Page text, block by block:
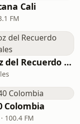
Cali
FM
La voz del Recuerdo Manizales
Colombia
100.4 FM